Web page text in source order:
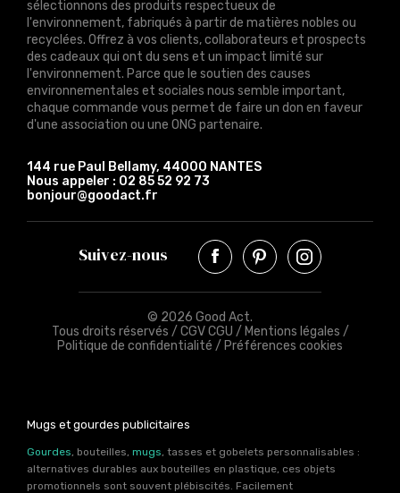
sélectionnons des produits respectueux de
l'environnement, fabriqués à partir de matières nobles ou
recyclées. Offrez à vos clients, collaborateurs et prospects
des cadeaux qui ont du sens et un impact limité sur
l'environnement. Parce que le soutien des causes
environnementales et sociales nous semble important,
chaque commande vous permet de faire un don en faveur
d'une association ou une ONG partenaire.
144 rue Paul Bellamy, 44000 NANTES
Nous appeler : 02 85 52 92 73
bonjour@goodact.fr
Suivez-nous
© 2026 Good Act.
Tous droits réservés / CGV CGU / Mentions légales /
Politique de confidentialité / Préférences cookies
Mugs et gourdes publicitaires
Gourdes , bouteilles, mugs , tasses et gobelets personnalisables :
alternatives durables aux bouteilles en plastique, ces objets
promotionnels sont souvent plébiscités. Facilement